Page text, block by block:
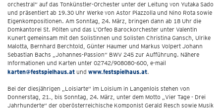
orchestral“ auf das Tonkünstler-Orchester unter der Leitung von Yutaka Sado
und präsentiert ab 19.30 Uhr Werke von Astor Piazzolla und Nino Rota sowie
Eigenkompositionen. Am Sonntag, 24. März, bringen dann ab 18 Uhr die
Domkantorei St. Pölten und das L’Orfeo Barockorchester unter Valentin
Kunert gemeinsam mit den Solistinnen und Solisten Christina Gansch, Ulrike
Malotta, Bernhard Berchtold, Günter Haumer und Markus Volpert Johann
Sebastian Bachs „Johannes-Passion“ BWV 245 zur Aufführung. Nähere
Informationen und Karten unter 02742/908080-600, e-mail
karten@festspielhaus.at und www.festspielhaus.at.
Bei der diesjährigen „Loisiarte“ im Loisium in Langenlois stehen von
Donnerstag, 21., bis Sonntag, 24. März, unter dem Motto „Vier Tage - Drei
Jahrhunderte“ der oberösterreichische Komponist Gerald Resch sowie Musik